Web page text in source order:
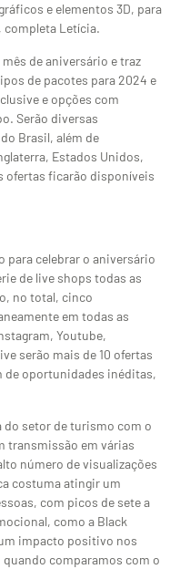
e elementos 3D, para
completa Letícia.
de aniversário e traz
de pacotes para 2024 e
e opções com
Serão diversas
Brasil, além de
Estados Unidos,
ofertas ficarão disponíveis
para celebrar o aniversário
de live shops todas as
no total, cinco
em todas as
Youtube,
serão mais de 10 ofertas
de oportunidades inéditas,
do setor de turismo com o
transmissão em várias
número de visualizações
costuma atingir um
com picos de sete a
como a Black
impacto positivo nos
quando comparamos com o